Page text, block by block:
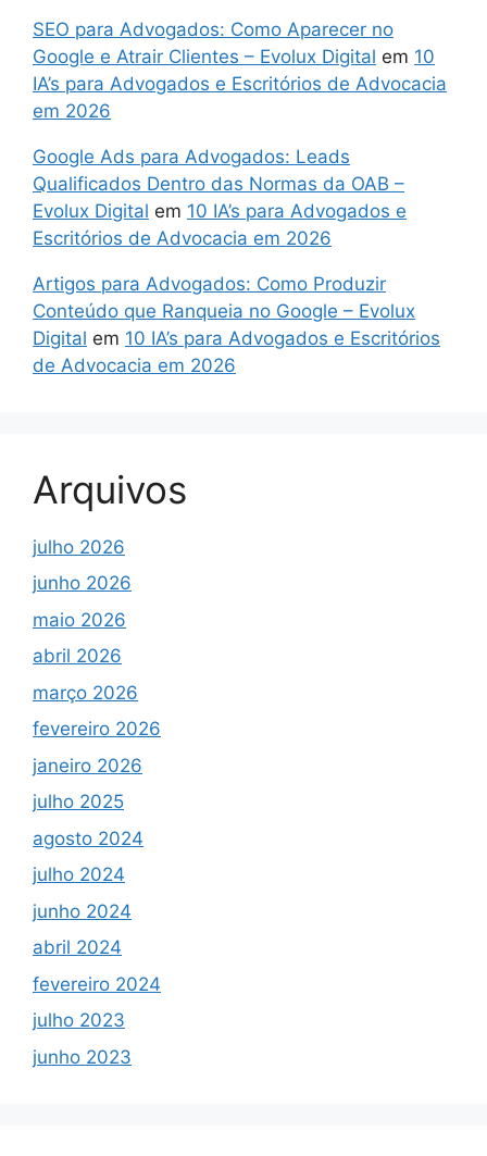
SEO para Advogados: Como Aparecer no
Google e Atrair Clientes – Evolux Digital em 10
IA’s para Advogados e Escritórios de Advocacia
em 2026
Google Ads para Advogados: Leads
Qualificados Dentro das Normas da OAB –
Evolux Digital em 10 IA’s para Advogados e
Escritórios de Advocacia em 2026
Artigos para Advogados: Como Produzir
Conteúdo que Ranqueia no Google – Evolux
Digital em 10 IA’s para Advogados e Escritórios
de Advocacia em 2026
Arquivos
julho 2026
junho 2026
maio 2026
abril 2026
março 2026
fevereiro 2026
janeiro 2026
julho 2025
agosto 2024
julho 2024
junho 2024
abril 2024
fevereiro 2024
julho 2023
junho 2023